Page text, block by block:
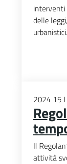
interventi
delle
2024 15
Il
attività